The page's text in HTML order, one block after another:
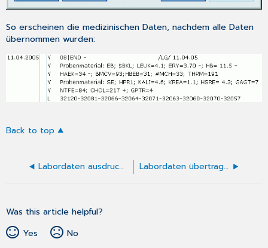
So erscheinen die medizinischen Daten, nachdem alle Daten
übernommen wurden:
Back to top
Labordaten ausdrucken Labordaten übertragen
Was this article helpful?
Yes
No